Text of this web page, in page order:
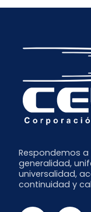
Respondemos
generalidad,
universalidad,
continuidad y